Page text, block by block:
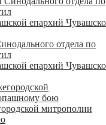
отдела по
епархий
митрополии